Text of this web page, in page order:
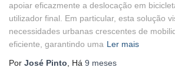
apoiar eficazmente a deslocação em
utilizador final. Em particular, esta solução
necessidades urbanas crescentes de
eficiente, garantindo uma Ler mais
Por José Pinto , Há 9 meses